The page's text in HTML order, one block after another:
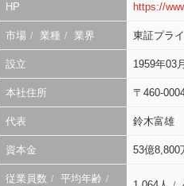
HP https://
市場 業種 業界 東証プラ
設立 1959年03
本社住所 〒460-
代表 鈴木富雄
資本金 53億8,800
従業員数
平均年齢